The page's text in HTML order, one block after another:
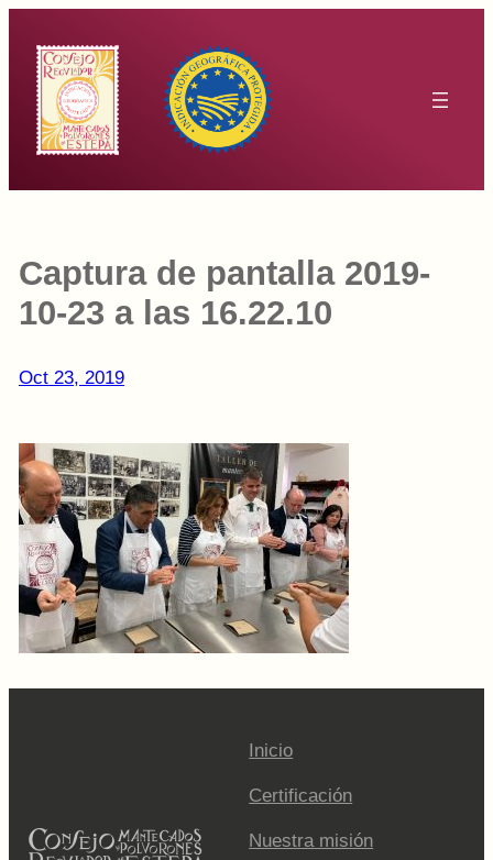
contenido
Captura de pantalla 2019-
10-23 a las 16.22.10
Oct 23, 2019
Inicio
Certificación
Nuestra misión